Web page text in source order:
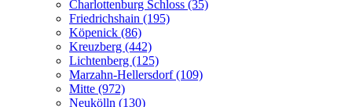
Charlottenburg Schloss (35)
Friedrichshain (195)
Köpenick (86)
Kreuzberg (442)
Lichtenberg (125)
Marzahn-Hellersdorf (109)
Mitte (972)
Neukölln (130)